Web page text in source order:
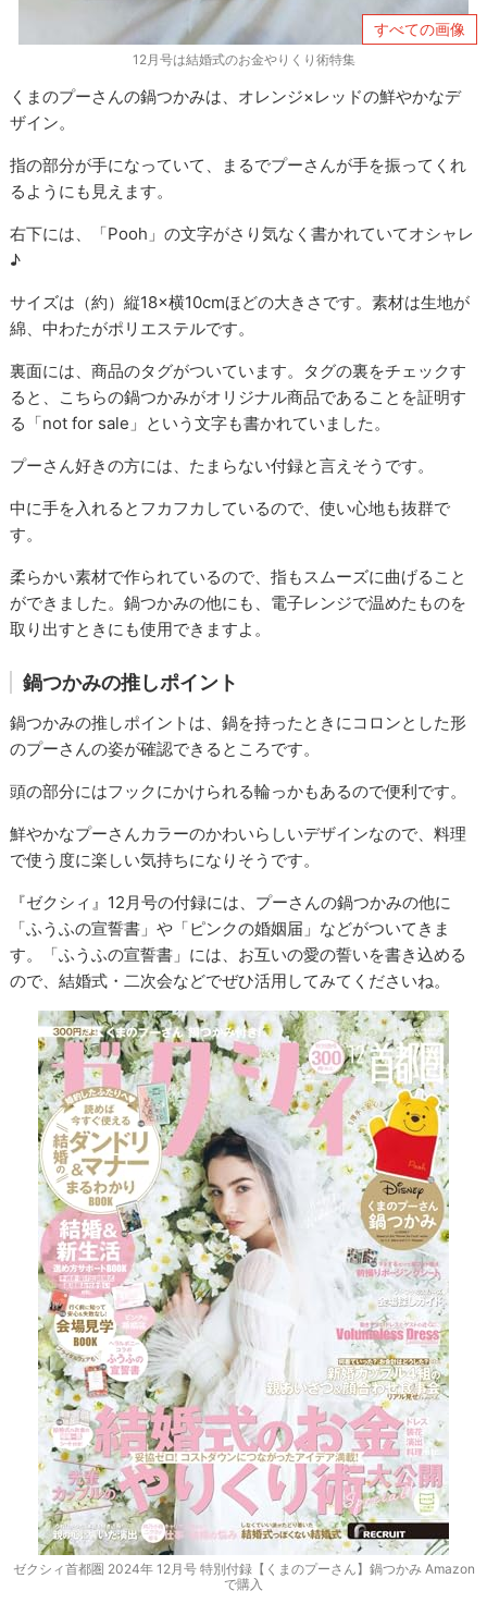
すべての画像
12月号は結婚式のお金やりくり術特集
くまのプーさんの鍋つかみは、オレンジ×レッドの鮮やかなデ
ザイン。
指の部分が手になっていて、まるでプーさんが手を振ってくれ
るようにも見えます。
右下には、「Pooh」の文字がさり気なく書かれていてオシャレ
♪
サイズは（約）縦18×横10cmほどの大きさです。素材は生地が
綿、中わたがポリエステルです。
裏面には、商品のタグがついています。タグの裏をチェックす
ると、こちらの鍋つかみがオリジナル商品であることを証明す
る「not for sale」という文字も書かれていました。
プーさん好きの方には、たまらない付録と言えそうです。
中に手を入れるとフカフカしているので、使い心地も抜群で
す。
柔らかい素材で作られているので、指もスムーズに曲げること
ができました。鍋つかみの他にも、電子レンジで温めたものを
取り出すときにも使用できますよ。
鍋つかみの推しポイント
鍋つかみの推しポイントは、鍋を持ったときにコロンとした形
のプーさんの姿が確認できるところです。
頭の部分にはフックにかけられる輪っかもあるので便利です。
鮮やかなプーさんカラーのかわいらしいデザインなので、料理
で使う度に楽しい気持ちになりそうです。
『ゼクシィ』12月号の付録には、プーさんの鍋つかみの他に
「ふうふの宣誓書」や「ピンクの婚姻届」などがついてきま
す。「ふうふの宣誓書」には、お互いの愛の誓いを書き込める
ので、結婚式・二次会などでぜひ活用してみてくださいね。
ゼクシィ首都圏 2024年 12月号 特別付録【くまのプーさん】鍋つかみ Amazon
で購入